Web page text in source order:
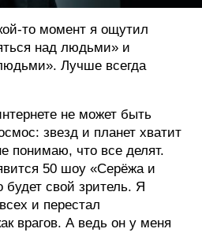
то момент я ощутил
над людьми» и
Лучше всегда
не может быть
звезд и планет хватит
понимаю, что все делят.
50 шоу «Серёжа и
свой зритель. Я
и перестал
врагов. А ведь он у меня